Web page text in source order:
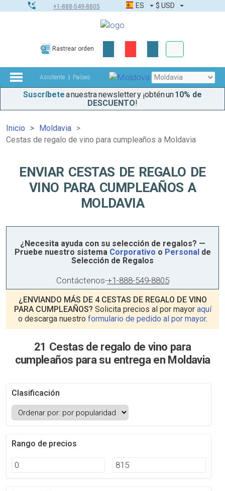
+1-888-549-8805 ES $ USD
Rastrear orden
Asistente Países
Suscríbetea nuestra newsletter y ¡obtén un10% de
DESCUENTO!
Inicio
Moldavia
Cestas de regalo de vino para cumpleaños a Moldavia
ENVIAR CESTAS DE REGALO DE
VINO PARA CUMPLEAÑOS A
MOLDAVIA
¿Necesita ayuda con su selección de regalos? —
Pruebe nuestro sistema Corporativo o Personalde
Selección de Regalos
Contáctenos-+1-888-549-8805
¿ENVIANDO MÁS DE 4 CESTAS DE REGALO DE VINO
PARA CUMPLEAÑOS? Solicita precios al por mayor aquí
o descarga nuestro formulario de pedido al por mayor.
21 Cestas de regalo de vino para
cumpleaños para su entrega en Moldavia
Clasificación
Rango de precios